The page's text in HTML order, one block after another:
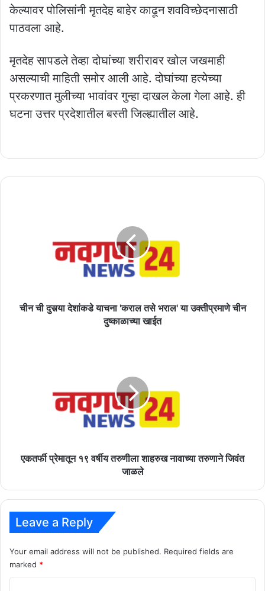
केल्यावर पोलिसांनी मृतदेह बाहेर काढून शवविच्छेदनासाठी
पाठवला आहे.
मृतदेह सापडले तेव्हा दोघांच्या शरीरावर खोल जखमाही
असल्याची माहिती समोर आली आहे. दोघांच्या हत्येच्या
प्रकरणात मुलीच्या भावांवर गुन्हा दाखल केला गेला आहे. ही
घटना उत्तर प्रदेशातील बस्ती जिल्ह्यातील आहे.
उक्तीप्रमाणे
चीन ची दुसर्‍या देशांकडे याचना 'कराल तसे भराल' या उक्तीप्रमाणे चीन
दुष्काळाच्या खाईत
जाळलेएकतर्फी प्रेमातून १९ वर्षीय तरुणीला शाहरुख नावाच्या तरुणाने जिवंत
जाळले
Leave a Reply
Your email address will not be published. Required fields are
marked *